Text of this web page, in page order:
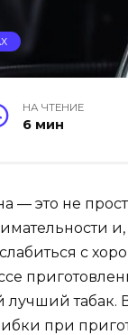
НА ЧТЕНИЕ
6 мин
— это не
с
табак.
при